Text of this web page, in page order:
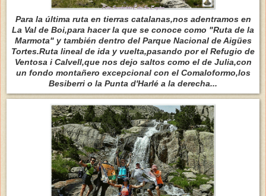
Para la última ruta en tierras catalanas,nos adentramos en
La Val de Boi,para hacer la que se conoce como "Ruta de la
Marmota" y también dentro del Parque Nacional de Aigües
Tortes.Ruta lineal de ida y vuelta,pasando por el Refugio de
Ventosa i Calvell,que nos dejo saltos como el de Julia,con
un fondo montañero excepcional con el Comaloformo,los
Besiberri o la Punta d'Harlé a la derecha...